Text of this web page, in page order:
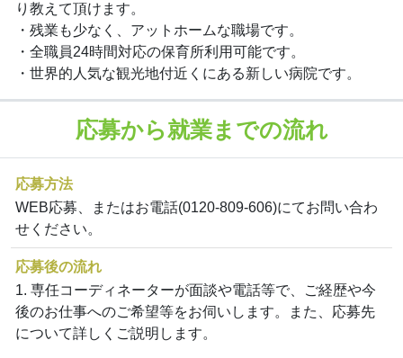
り教えて頂けます。
・残業も少なく、アットホームな職場です。
・全職員24時間対応の保育所利用可能です。
・世界的人気な観光地付近くにある新しい病院です。
応募から就業までの流れ
応募方法
WEB応募、またはお電話(0120-809-606)にてお問い合わ
せください。
応募後の流れ
1. 専任コーディネーターが面談や電話等で、ご経歴や今
後のお仕事へのご希望等をお伺いします。また、応募先
について詳しくご説明します。